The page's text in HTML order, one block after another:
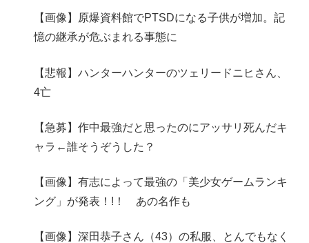
【画像】原爆資料館でPTSDになる子供が増加。記
憶の継承が危ぶまれる事態に
【悲報】ハンターハンターのツェリードニヒさん、
4亡
【急募】作中最強だと思ったのにアッサリ死んだキ
ャラ←誰そうぞうした？
【画像】有志によって最強の「美少女ゲームランキ
ング」が発表！!！ あの名作も
【画像】深田恭子さん（43）の私服、とんでもなく